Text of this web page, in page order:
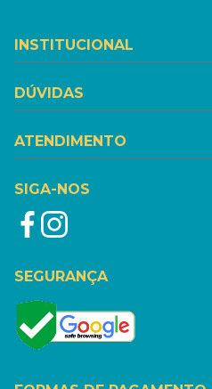
INSTITUCIONAL
DÚVIDAS
ATENDIMENTO
SIGA-NOS
SEGURANÇA